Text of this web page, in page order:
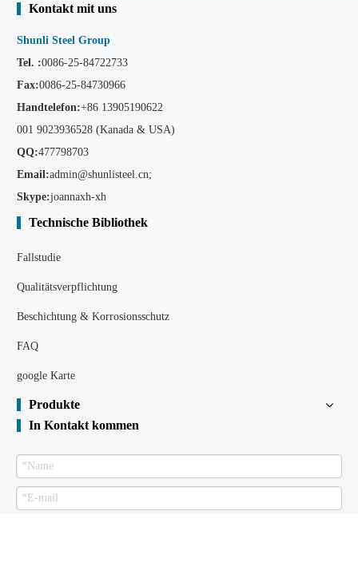
Kontakt mit uns
Shunli Steel Group
Tel. :0086-25-84722733
Fax:0086-25-84730966
Handtelefon:+86 13905190622
001 9023936528 (Kanada & USA)
QQ:477798703
Email:admin@shunlisteel.cn;
Skype:joannaxh-xh
Technische Bibliothek
Fallstudie
Qualitätsverpflichtung
Beschichtung & Korrosionsschutz
FAQ
google Karte
Produkte
In Kontakt kommen